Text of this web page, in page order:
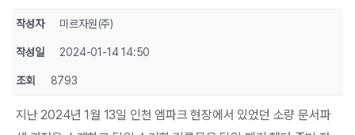
작성자 미르자원(주)
작성일 2024-01-14 14:50
조회 8793
지난 2024년 1월 13일 인천 엠파크 현장에서 있었던 소량 문서파